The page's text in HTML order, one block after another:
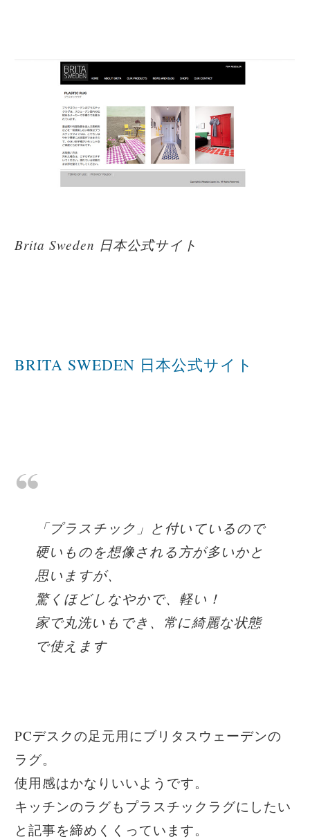
Brita Sweden 日本公式サイト
BRITA SWEDEN 日本公式サイト
「プラスチック」と付いているので
硬いものを想像される方が多いかと
思いますが、
驚くほどしなやかで、軽い！
家で丸洗いもでき、常に綺麗な状態
で使えます
PCデスクの足元用にブリタスウェーデンの
ラグ。
使用感はかなりいいようです。
キッチンのラグもプラスチックラグにしたい
と記事を締めくくっています。